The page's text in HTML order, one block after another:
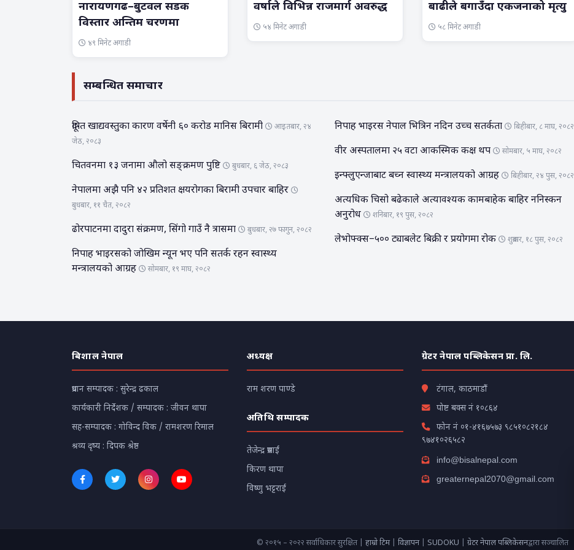
नारायणगढ–बुटवल सडक
विस्तार अन्तिम चरणमा
४९ मिनेट अगाडी
वर्षाले विभिन्न राजमार्ग अवरुद्ध
५४ मिनेट अगाडी
बाढीले बगाउँदा एकजनाको मृत्यु
५८ मिनेट अगाडी
सम्बन्धित समाचार
दूषित खाद्यवस्तुका कारण वर्षेनी ६० करोड मानिस बिरामी
आइतबार, २४
जेठ, २०८३
चितवनमा १३ जनामा औलो सङ्क्रमण पुष्टि बुधबार, ६ जेठ, २०८३
नेपालमा अझै पनि ४२ प्रतिशत क्षयरोगका बिरामी उपचार बाहिर
बुधबार, ११ चैत, २०८२
ढोरपाटनमा दादुरा संक्रमण, सिंगो गाउँ नै त्रासमा बुधबार, २७ फागुन, २०८२
निपाह भाइरसको जोखिम न्यून भए पनि सतर्क रहन स्वास्थ्य
मन्त्रालयको आग्रह
सोमबार, १९ माघ, २०८२
निपाह भाइरस नेपाल भित्रिन नदिन उच्च सतर्कता बिहीबार, ८ माघ, २०८२
वीर अस्पतालमा २५ वटा आकस्मिक कक्ष थप सोमबार, ५ माघ, २०८२
इन्फ्लुएन्जाबाट बच्न स्वास्थ्य मन्त्रालयको आग्रह बिहीबार, २४ पुस, २०८२
अत्यधिक चिसो बढेकाले अत्यावश्यक कामबाहेक बाहिर ननिस्कन
अनुरोध
शनिबार, १९ पुस, २०८२
लेभोफ्क्स–५०० ट्याबलेट बिक्री र प्रयोगमा रोक शुक्रबार, १८ पुस, २०८२
बिशाल नेपाल
प्रधान सम्पादक : सुरेन्द्र ढकाल
कार्यकारी निर्देशक / सम्पादक : जीवन थापा
सह-सम्पादक : गोविन्द विक / रामशरण रिमाल
श्रव्य दृष्य : दिपक श्रेष्ठ
अध्यक्ष
राम शरण पाण्डे
अतिथि सम्पादक
तेजेन्द्र प्रसाईं
किरण थापा
विष्णु भट्टराई
ग्रेटर नेपाल पब्लिकेसन प्रा. लि.
टंगाल, काठमाडौं
पोष्ट बक्स नं १०८६४
फोन नं ०१-४१६७५७३ ९८५१०८२१८४
९७४१०२६५८२
info@bisalnepal.com
greaternepal2070@gmail.com
© २०१५ – २०२२ सर्वाधिकार सुरक्षित | हाम्राे टिम| विज्ञापन| SUDOKU ग्रेटर नेपाल पब्लिकेसनद्वारा सञ्चालित